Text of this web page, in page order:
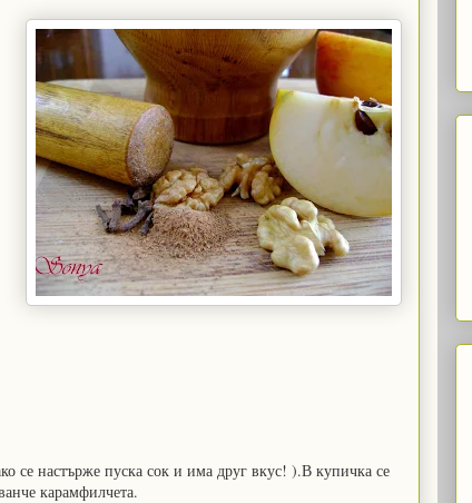
се настърже пуска сок и има друг вкус! ).В купичка се
карамфилчета.